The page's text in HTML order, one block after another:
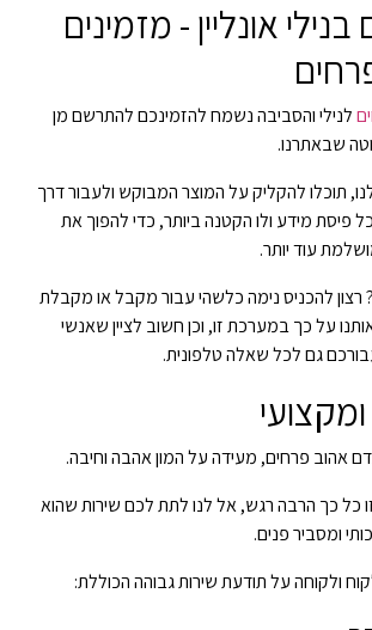
אונליין - מזמינים
לנילי והסביבה נשמח להזמינכם להתרשם מן
שבאתרנו.
תוכלו להקליק על המוצר המבוקש ולעבור דרך
פיסת מידע ולו הקטנה ביותר, כדי להפוך את
עוד יותר.
להכניס נימה כלשהי עבור מקבל או מקבלת
על כך במערכת זו, וכן חשוב לציין שאנשי
גם לכל שאלה טלפונית.
אהוב פרחים, מעידה על המון אהבה וחיבה.
כל כך הרבה רגש, אל לנו לתת לכם שירות שהוא
ומסביר פנים.
ולקוחה על תודעת שירות גבוהה הכוללת: